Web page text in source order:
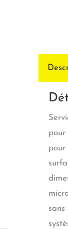
pour
pour